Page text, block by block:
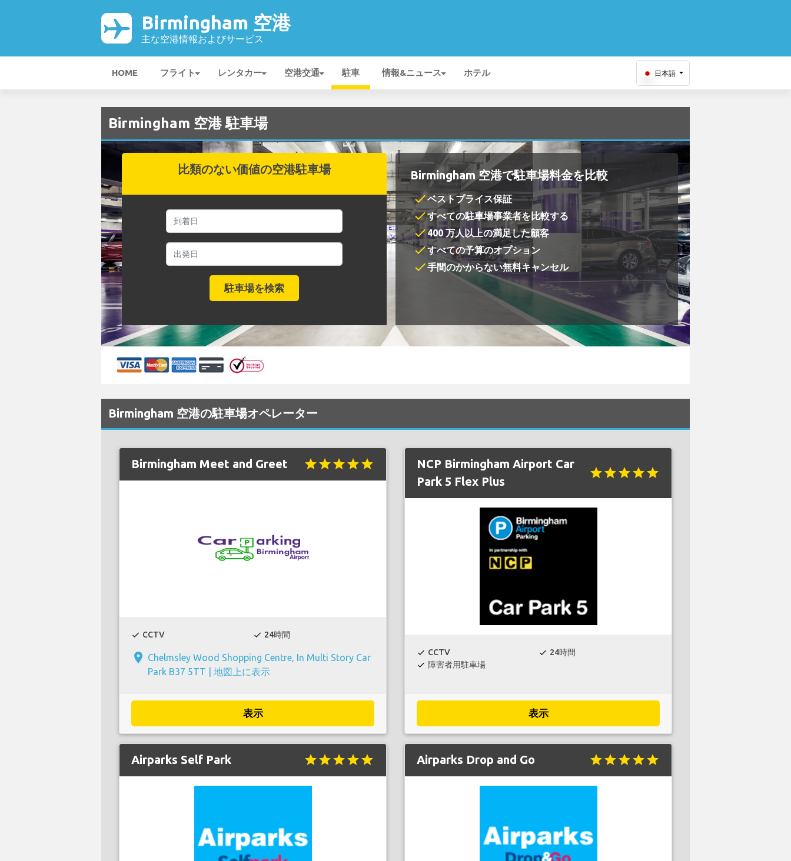
Birmingham 空港
主な空港情報およびサービス
HOME フライト レンタカー 空港交通 駐車 情報&ニュース ホテル 日本語
Birmingham 空港 駐車場
比類のない価値の空港駐車場 Birmingham 空港で駐車場料金を比較
checkベストプライス保証
checkすべての駐車場事業者を比較する
check400 万人以上の満足した顧客
checkすべての予算のオプション
check手間のかからない無料キャンセル
Birmingham 空港の駐車場オペレーター
Birmingham Meet and Greet starstarstarstarstar
check CCTV check 24時間
place Chelmsley Wood Shopping Centre, In Multi Story Car
Park B37 5TT | 地図上に表示
表示
NCP Birmingham Airport Car
Park 5 Flex Plus
starstarstarstarstar
check CCTV check 24時間
check 障害者用駐車場
表示
Airparks Self Park starstarstarstarstar Airparks Drop and Go starstarstarstarstar